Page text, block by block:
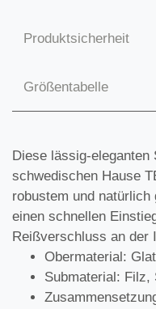
Produktsicherheit
Größentabelle
Diese lässig-eleganten
schwedischen Hause
robustem und
einen schnellen
Reißverschluss an der
Obermaterial:
Submaterial: Filz,